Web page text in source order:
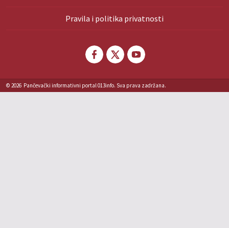
Pravila i politika privatnosti
© 2026 Pančevački informativni portal 013info. Sva prava zadržana.